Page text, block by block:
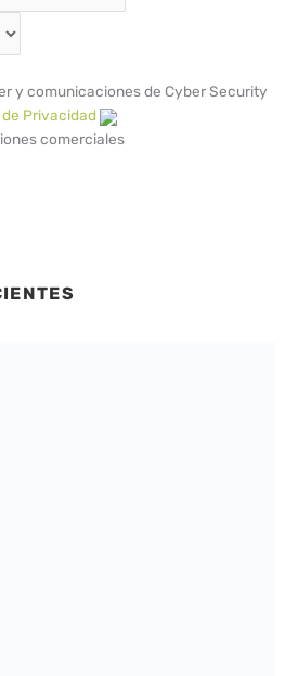
y comunicaciones de Cyber Security
Privacidad
comerciales